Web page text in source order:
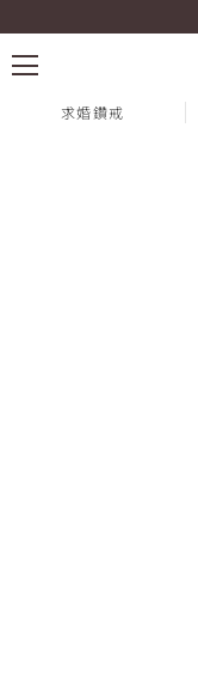
店鋪資訊
求婚鑽戒